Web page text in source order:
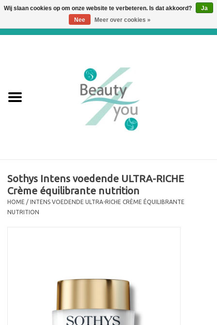
Merken
Sothys Intens voedende ULTRA-RICHE
Crème équilibrante nutrition
HOME / INTENS VOEDENDE ULTRA-RICHE CRÈME ÉQUILIBRANTE
NUTRITION
Wij slaan cookies op om onze website te verbeteren. Is dat akkoord?
Ja
Nee
Meer over cookies »